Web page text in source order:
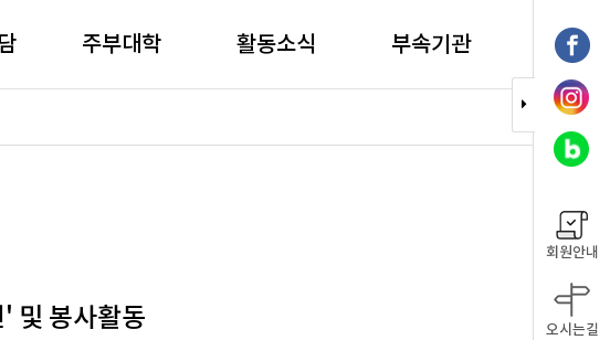
회원안내
오시는길
주부대학 활동소식 부속기관
및 봉사활동